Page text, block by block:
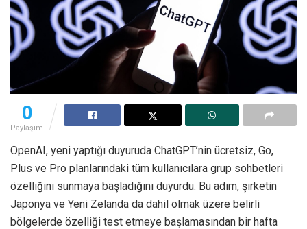
0
Paylaşım
OpenAI, yeni yaptığı duyuruda ChatGPT’nin ücretsiz, Go,
Plus ve Pro planlarındaki tüm kullanıcılara grup sohbetleri
özelliğini sunmaya başladığını duyurdu. Bu adım, şirketin
Japonya ve Yeni Zelanda da dahil olmak üzere belirli
bölgelerde özelliği test etmeye başlamasından bir hafta